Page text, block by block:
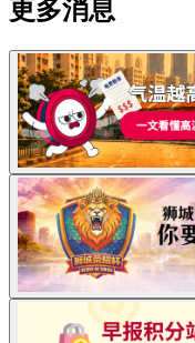
更多消息